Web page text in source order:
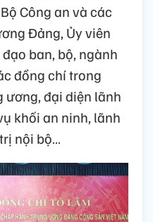
Công an và các
Đảng, Ủy viên
ban, bộ, ngành
đồng chí trong
ương, đại diện lãnh
khối an ninh, lãnh
nội bộ…